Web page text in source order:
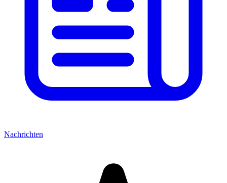
Nachrichten